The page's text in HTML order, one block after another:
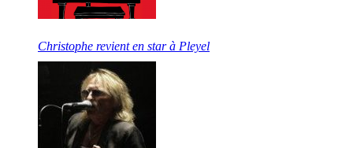
Christophe revient en star à Pleyel